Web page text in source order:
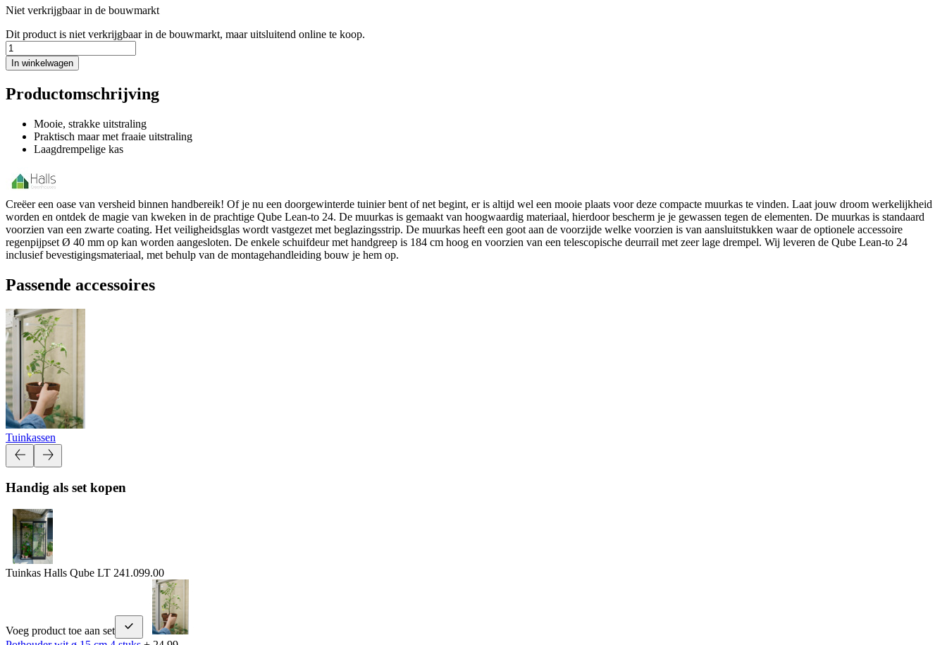
Niet verkrijgbaar in de bouwmarkt
Dit product is niet verkrijgbaar in de bouwmarkt, maar uitsluitend online te koop.
In winkelwagen
Productomschrijving
Mooie, strakke uitstraling
Praktisch maar met fraaie uitstraling
Laagdrempelige kas
Creëer een oase van versheid binnen handbereik! Of je nu een doorgewinterde tuinier bent of net begint, er is altijd wel een mooie plaats voor deze compacte muurkas te vinden. Laat jouw droom werkelijkheid
worden en ontdek de magie van kweken in de prachtige Qube Lean-to 24. De muurkas is gemaakt van hoogwaardig materiaal, hierdoor bescherm je je gewassen tegen de elementen. De muurkas is standaard
voorzien van een zwarte coating. Het veiligheidsglas wordt vastgezet met beglazingsstrip. De muurkas heeft een goot aan de voorzijde welke voorzien is van aansluitstukken waar de optionele accessoire
regenpijpset Ø 40 mm op kan worden aangesloten. De enkele schuifdeur met handgreep is 184 cm hoog en voorzien van een telescopische deurrail met zeer lage drempel. Wij leveren de Qube Lean-to 24
inclusief bevestigingsmateriaal, met behulp van de montagehandleiding bouw je hem op.
Passende accessoires
Tuinkassen
Handig als set kopen
Tuinkas Halls Qube LT 241.099.00
Voeg product toe aan set